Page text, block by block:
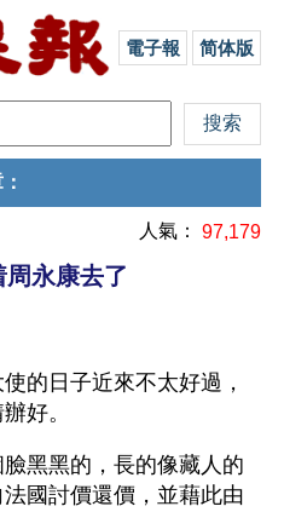
電子報 简体版
：
人氣： 97,179
永康去了
的日子近來不太好過，
好。
黑黑的，長的像藏人的
國討價還價，並藉此由